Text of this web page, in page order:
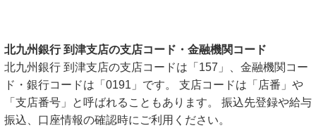
北九州銀行 到津支店の支店コード・金融機関コード
北九州銀行 到津支店の支店コードは「157」、金融機関コー
ド・銀行コードは「0191」です。 支店コードは「店番」や
「支店番号」と呼ばれることもあります。 振込先登録や給与
振込、口座情報の確認時にご利用ください。